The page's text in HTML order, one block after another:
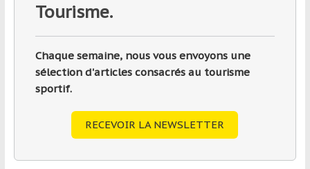
Tourisme.
Chaque semaine, nous vous envoyons une
sélection d'articles consacrés au tourisme
sportif.
RECEVOIR LA NEWSLETTER